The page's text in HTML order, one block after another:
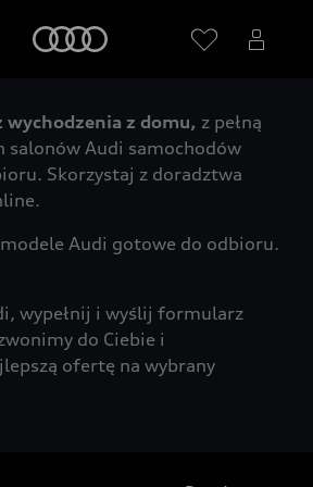
Partnera Audi
wychodzenia z domu, z pełną
salonów Audi samochodów
Skorzystaj z doradztwa
Audi gotowe do odbioru.
wypełnij i wyślij formularz
do Ciebie i
ofertę na wybrany